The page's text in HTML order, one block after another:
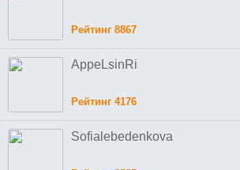
Рейтинг 8867
AppeLsinRi
Рейтинг 4176
Sofialebedenkova